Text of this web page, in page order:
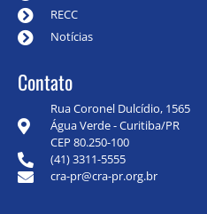
RECC
Notícias
Contato
Rua Coronel Dulcídio, 1565
Água Verde - Curitiba/PR
CEP 80.250-100
(41) 3311-5555
cra-pr@cra-pr.org.br